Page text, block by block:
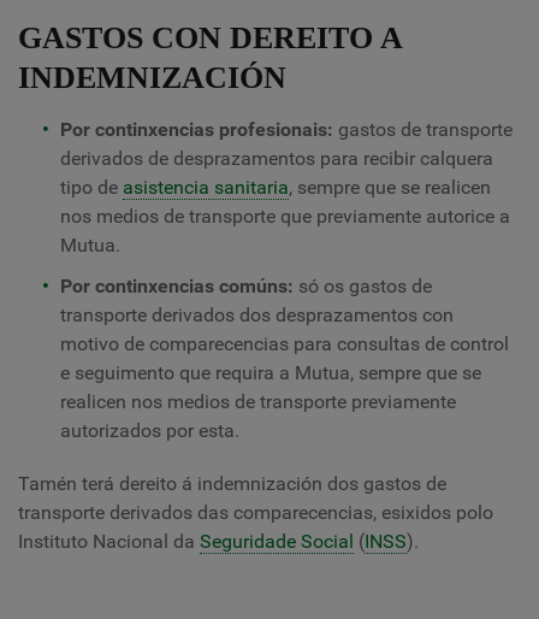
GASTOS CON DEREITO A
INDEMNIZACIÓN
Por continxencias profesionais: gastos de transporte
derivados de desprazamentos para recibir calquera
tipo de asistencia sanitaria, sempre que se realicen
nos medios de transporte que previamente autorice a
Mutua.
Por continxencias comúns: só os gastos de
transporte derivados dos desprazamentos con
motivo de comparecencias para consultas de control
e seguimento que requira a Mutua, sempre que se
realicen nos medios de transporte previamente
autorizados por esta.
Tamén terá dereito á indemnización dos gastos de
transporte derivados das comparecencias, esixidos polo
Instituto Nacional da Seguridade Social (INSS).